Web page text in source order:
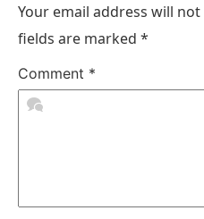
Your email address will
fields are marked *
Comment *